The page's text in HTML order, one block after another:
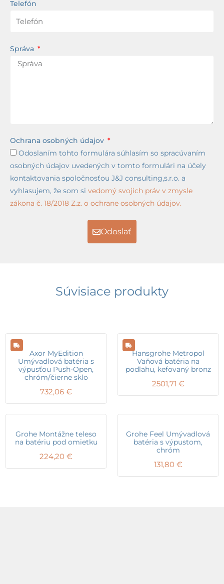
Telefón
Správa
Ochrana osobných údajov
Odoslaním tohto formulára súhlasím so spracúvaním
osobných údajov uvedených v tomto formulári na účely
kontaktovania spoločnosťou J&J consulting,s.r.o. a
vyhlasujem, že som si vedomý svojich práv v zmysle
zákona č. 18/2018 Z.z. o ochrane osobných údajov.
Odoslať
Súvisiace produkty
Axor MyEdition
Umývadlová batéria s
výpusťou Push-Open,
chróm/čierne sklo
732,06 €
Hansgrohe Metropol
Vaňová batéria na
podlahu, kefovaný bronz
2501,71 €
Grohe Montážne teleso
na batériu pod omietku
224,20 €
Grohe Feel Umývadlová
batéria s výpustom,
chróm
131,80 €